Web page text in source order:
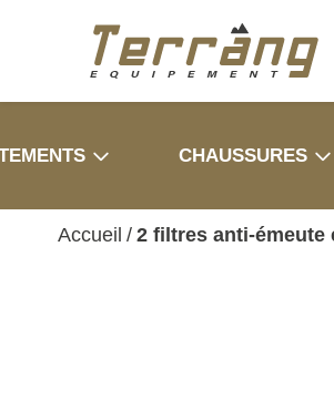
CHAUSSURES
Accueil / 2 filtres anti-émeute